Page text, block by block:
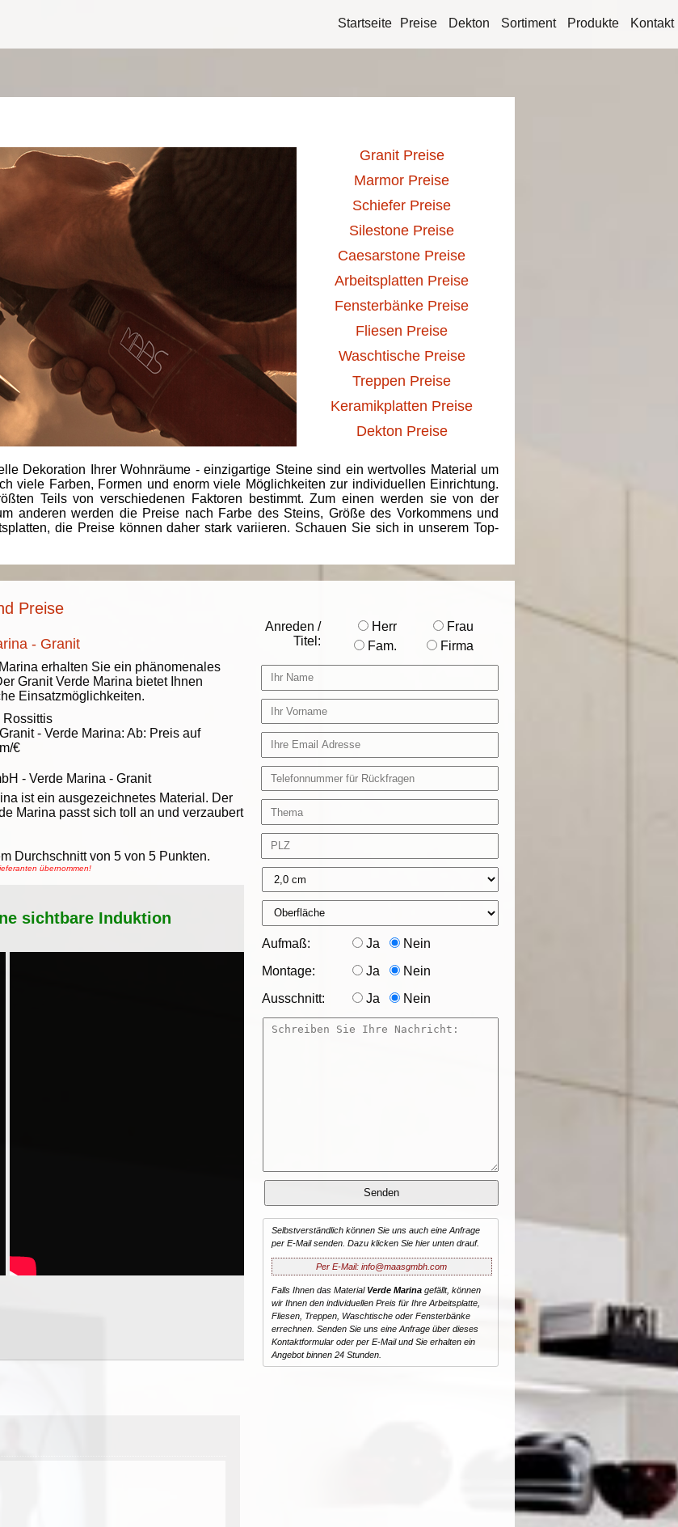
Startseite Preise Dekton Sortiment Produkte Kontakt
Granit Preise
Marmor Preise
Schiefer Preise
Silestone Preise
Caesarstone Preise
Arbeitsplatten Preise
Fensterbänke Preise
Fliesen Preise
Waschtische Preise
Treppen Preise
Keramikplatten Preise
Dekton Preise
Dekoration Ihrer Wohnräume - einzigartige Steine sind ein wertvolles Material um
viele Farben, Formen und enorm viele Möglichkeiten zur individuellen Einrichtung.
Teils von verschiedenen Faktoren bestimmt. Zum einen werden sie von der
anderen werden die Preise nach Farbe des Steins, Größe des Vorkommens und
die Preise können daher stark variieren. Schauen Sie sich in unserem Top-
Preise
- Granit
erhalten Sie ein phänomenales
Granit Verde Marina bietet Ihnen
Einsatzmöglichkeiten.
Rossittis
- Verde Marina: Ab: Preis auf
€
- Verde Marina - Granit
ist ein ausgezeichnetes Material. Der
Marina passt sich toll an und verzaubert
Durchschnitt von 5 von 5 Punkten.
übernommen!
sichtbare Induktion
Anreden /
Titel:
Herr
Frau
Fam.
Firma
Aufmaß: Ja Nein
Montage: Ja Nein
Ausschnitt: Ja Nein
Selbstverständlich können Sie uns auch eine Anfrage
per E-Mail senden. Dazu klicken Sie hier unten drauf.
Per E-Mail: info@maasgmbh.com
Falls Ihnen das Material Verde Marinagefällt, können
wir Ihnen den individuellen Preis für Ihre Arbeitsplatte,
Fliesen, Treppen, Waschtische oder Fensterbänke
errechnen. Senden Sie uns eine Anfrage über dieses
Kontaktformular oder per E-Mail und Sie erhalten ein
Angebot binnen 24 Stunden.